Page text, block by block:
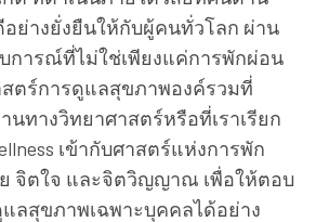
ย่างยั่งยืนให้กับผู้คนทั่วโลก ผ่าน
การณ์ที่ไม่ใช่เพียงแค่การพักผ่อน
ตร์การดูแลสุขภาพองค์รวมที่
ทางวิทยาศาสตร์หรือที่เราเรียก
เข้ากับศาสตร์แห่งการพัก
จิตใจ และจิตวิญญาณ เพื่อให้ตอบ
ลสุขภาพเฉพาะบุคคลได้อย่าง